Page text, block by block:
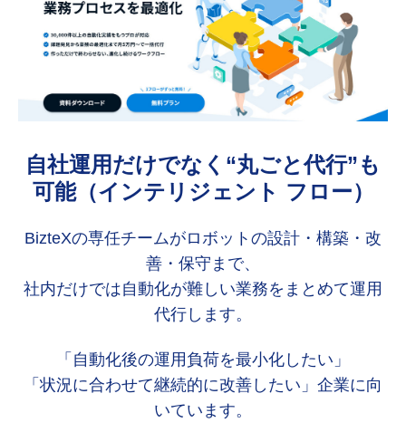
自社運用だけでなく“丸ごと代行”も
可能（インテリジェント フロー）
BizteXの専任チームがロボットの設計・構築・改
善・保守まで、
社内だけでは自動化が難しい業務をまとめて運用
代行します。
「自動化後の運用負荷を最小化したい」
「状況に合わせて継続的に改善したい」企業に向
いています。